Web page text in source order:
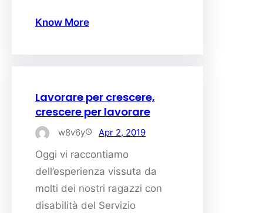
Know More
Lavorare per crescere,
crescere per lavorare
w8v6y Apr 2, 2019
Oggi vi raccontiamo
dell’esperienza vissuta da
molti dei nostri ragazzi con
disabilità del Servizio